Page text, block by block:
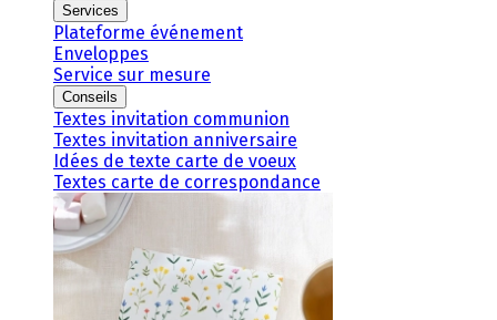
Services
Plateforme événement
Enveloppes
Service sur mesure
Conseils
Textes invitation communion
Textes invitation anniversaire
Idées de texte carte de voeux
Textes carte de correspondance